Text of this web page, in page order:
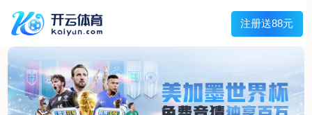
Menu
网站首页
关于我们
产品中心
荣誉资质
厂区设备